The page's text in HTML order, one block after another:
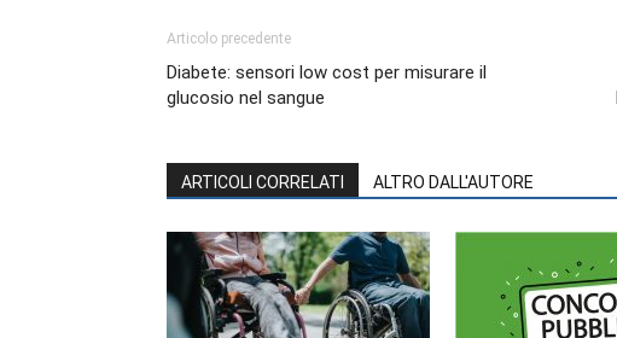
Articolo precedente
Diabete: sensori low cost per misurare il
glucosio nel sangue
ARTICOLI CORRELATI ALTRO DALL'AUTORE